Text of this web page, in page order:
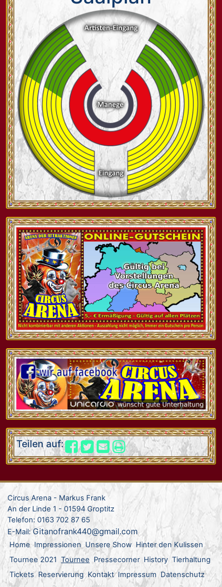
Teilen auf:
Circus Arena - Markus Frank
An der Linde 1 - 01594 Groptitz
Telefon: 0163 702 87 65
E-Mail:Gitanofrank440@gmail.com
Home Impressionen Unsere Show Hinter den Kulissen
Tournee 2021 Tournee Pressecorner History Tierhaltung
Tickets Reservierung Kontakt Impressum Datenschutz